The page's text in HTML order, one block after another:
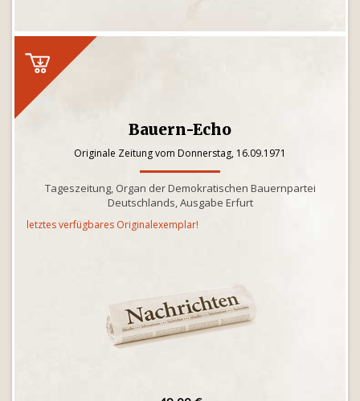
Bauern-Echo
Originale Zeitung vom Donnerstag, 16.09.1971
Tageszeitung, Organ der Demokratischen Bauernpartei
Deutschlands, Ausgabe Erfurt
letztes verfügbares Originalexemplar!